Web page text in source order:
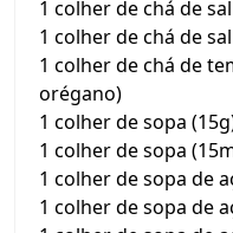
1 colher de chá de
1 colher de chá de
1 colher de chá de
orégano)
1 colher de sopa
1 colher de sopa
1 colher de sopa de
1 colher de sopa de